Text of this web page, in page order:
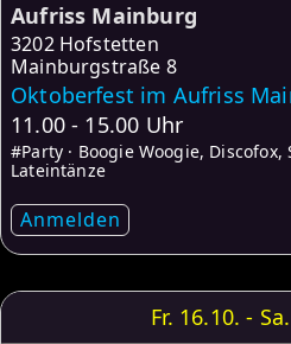
Aufriss Mainburg
3202 Hofstetten
Mainburgstraße 8
Oktoberfest im Aufriss
11.00 - 15.00 Uhr
#Party · Boogie Woogie,
Lateintänze
Anmelden
Fr. 16.10. -